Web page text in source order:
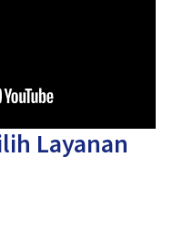
Layanan